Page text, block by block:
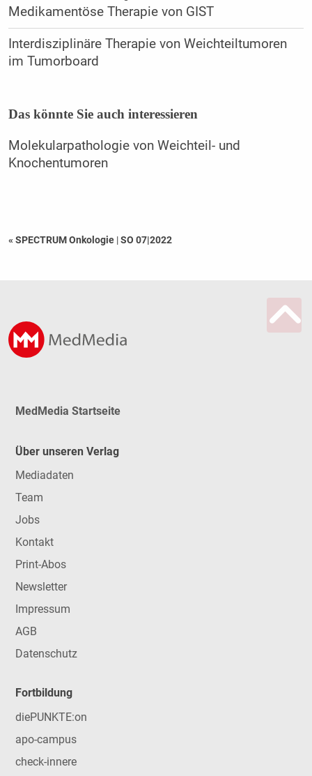
Medikamentöse Therapie von GIST
Interdisziplinäre Therapie von Weichteiltumoren
im Tumorboard
Das könnte Sie auch interessieren
Molekularpathologie von Weichteil- und
Knochentumoren
« SPECTRUM Onkologie |SO 07|2022
MedMedia Startseite
Über unseren Verlag
Mediadaten
Team
Jobs
Kontakt
Print-Abos
Newsletter
Impressum
AGB
Datenschutz
Fortbildung
diePUNKTE:on
apo-campus
check-innere